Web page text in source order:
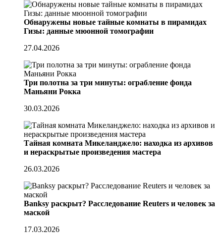
Обнаружены новые тайные комнаты в пирамидах
Гизы: данные мюонной томографии
27.04.2026
Три полотна за три минуты: ограбление фонда
Маньяни Рокка
30.03.2026
Тайная комната Микеланджело: находка из архивов
и нераскрытые произведения мастера
26.03.2026
Banksy раскрыт? Расследование Reuters и человек за
маской
17.03.2026